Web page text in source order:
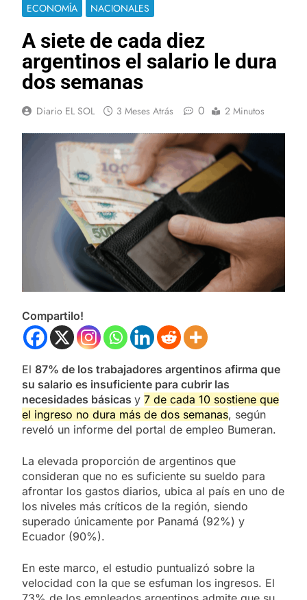
ECONOMÍA NACIONALES
A siete de cada diez
argentinos el salario le dura
dos semanas
Diario EL SOL 3 Meses Atrás 0 2 Minutos
Compartilo!
El 87% de los trabajadores argentinos afirma que
su salario es insuficiente para cubrir las
necesidades básicas y 7 de cada 10 sostiene que
el ingreso no dura más de dos semanas, según
reveló un informe del portal de empleo Bumeran.
La elevada proporción de argentinos que
consideran que no es suficiente su sueldo para
afrontar los gastos diarios, ubica al país en uno de
los niveles más críticos de la región, siendo
superado únicamente por Panamá (92%) y
Ecuador (90%).
En este marco, el estudio puntualizó sobre la
velocidad con la que se esfuman los ingresos. El